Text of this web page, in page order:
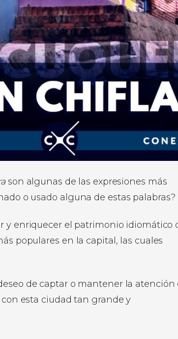
son algunas de las expresiones más
o usado alguna de estas palabras?
y enriquecer el patrimonio idiomático
populares en la capital, las cuales
de captar o mantener la atención
con esta ciudad tan grande y